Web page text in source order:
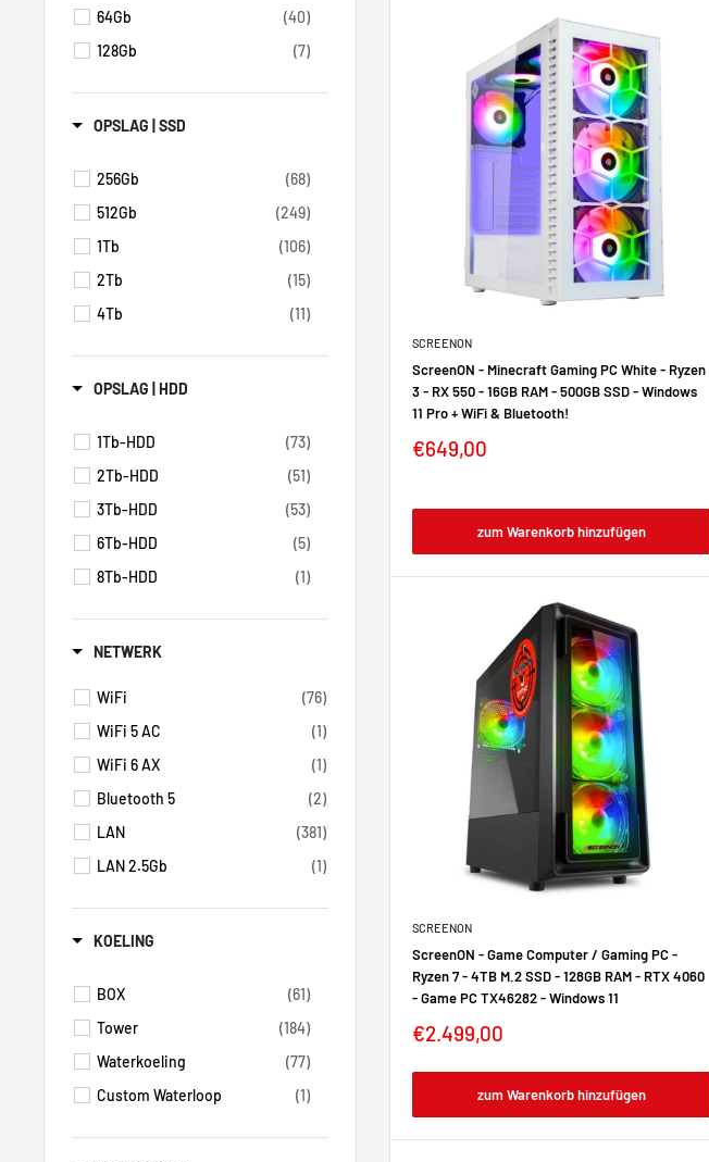
64Gb
(40)
128Gb
(7)
OPSLAG | SSD
256Gb
(68)
512Gb
(249)
1Tb
(106)
2Tb
(15)
4Tb
(11)
OPSLAG | HDD
1Tb-HDD
(73)
2Tb-HDD
(51)
3Tb-HDD
(53)
6Tb-HDD
(5)
8Tb-HDD
(1)
NETWERK
WiFi
(76)
WiFi 5 AC
(1)
WiFi 6 AX
(1)
Bluetooth 5
(2)
LAN
(381)
LAN 2.5Gb
(1)
KOELING
BOX
(61)
Tower
(184)
Waterkoeling
(77)
Custom Waterloop
(1)
SCREENON
ScreenON - Minecraft Gaming PC White - Ryzen
3 - RX 550 - 16GB RAM - 500GB SSD - Windows
11 Pro + WiFi & Bluetooth!
€649,00
zum Warenkorb hinzufügen
SCREENON
ScreenON - Game Computer / Gaming PC -
Ryzen 7 - 4TB M.2 SSD - 128GB RAM - RTX 4060
- Game PC TX46282 - Windows 11
€2.499,00
zum Warenkorb hinzufügen